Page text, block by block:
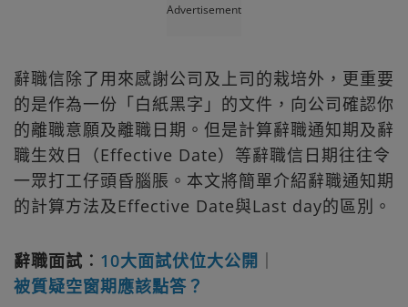
Advertisement
辭職信除了用來感謝公司及上司的栽培外，更重要
的是作為一份「白紙黑字」的文件，向公司確認你
的離職意願及離職日期。但是計算辭職通知期及辭
職生效日（Effective Date）等辭職信日期往往令
一眾打工仔頭昏腦脹。本文將簡單介紹辭職通知期
的計算方法及Effective Date與Last day的區別。
辭職面試︰ 10大面試伏位大公開
被質疑空窗期應該點答？